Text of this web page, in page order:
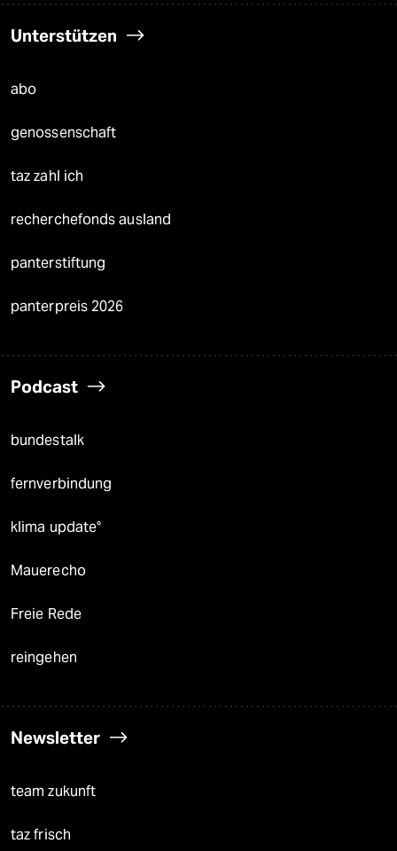
Unterstützen
abo
genossenschaft
taz zahl ich
recherchefonds ausland
panterstiftung
panterpreis 2026
Podcast
bundestalk
fernverbindung
klima update°
Mauerecho
Freie Rede
reingehen
Newsletter
team zukunft
taz frisch